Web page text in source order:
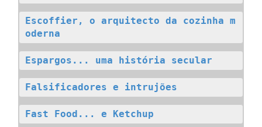
Escoffier, o arquitecto da cozinha m
oderna
Espargos... uma história secular
Falsificadores e intrujões
Fast Food... e Ketchup